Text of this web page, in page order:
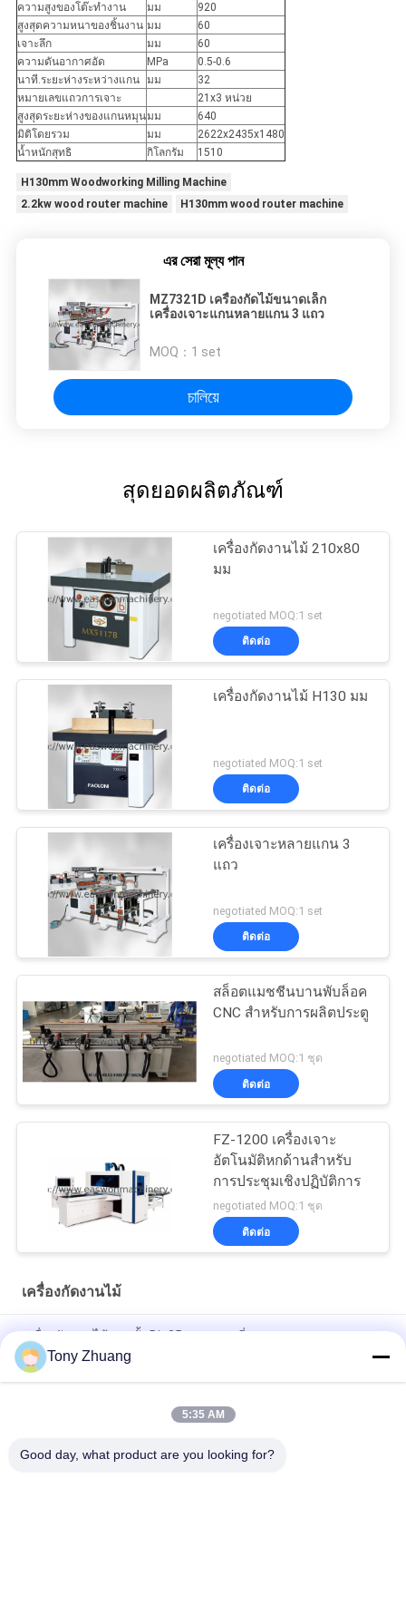
ความสูงของโต๊ะทำงาน
มม
920
สูงสุดความหนาของชิ้นงาน มม
60
เจาะลึก
มม
60
ความดันอากาศอัด
MPa
0.5-0.6
นาที.ระยะห่างระหว่างแกน มม
32
หมายเลขแถวการเจาะ
21x3 หน่วย
สูงสุดระยะห่างของแกนหมุนมม
640
มิติโดยรวม
มม
2622x2435x1480
น้ำหนักสุทธิ
กิโลกรัม 1510
H130mm Woodworking Milling Machine
2.2kw wood router machine
H130mm wood router machine
এর সেরা মূল্য পান
MZ7321D เครื่องกัดไม้ขนาดเล็ก
เครื่องเจาะแกนหลายแกน 3 แถว
MOQ： 1 set
চালিয়ে
สุดยอดผลิตภัณฑ์
เครื่องกัดงานไม้ 210x80
มม
negotiated MOQ:1 set
ติดต่อ
เครื่องกัดงานไม้ H130 มม
negotiated MOQ:1 set
ติดต่อ
เครื่องเจาะหลายแกน 3
แถว
negotiated MOQ:1 set
ติดต่อ
สล็อตแมชชีนบานพับล็อค
CNC สำหรับการผลิตประตู
negotiated MOQ:1 ชุด
ติดต่อ
FZ-1200 เครื่องเจาะ
อัตโนมัติหกด้านสำหรับ
การประชุมเชิงปฏิบัติการ
negotiated MOQ:1 ชุด
ติดต่อ
เครื่องกัดงานไม้
เครื่องกัดงานไม้แนวตั้ง Dia35mm แกนเดี่ยว
MZ7221D เครื่องกัดงานไม้ 2 แถว Dia35mm Multi Spindle Boring
Tony Zhuang
5:35 AM
Good day, what product are you looking for?